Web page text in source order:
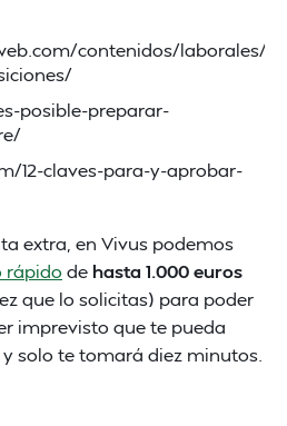
contenidos/laborales/
posible-preparar-
12-claves-para-y-aprobar-
extra, en Vivus podemos
rápido de hasta 1.000 euros
que lo solicitas) para poder
imprevisto que te pueda
solo te tomará diez minutos.